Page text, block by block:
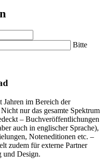
Bitte
Jahren im Bereich der
nur das gesamte Spektrum
– Buchveröffentlichungen
auch in englischer Sprache),
Noteneditionen etc. –
zudem für externe Partner
und Design.